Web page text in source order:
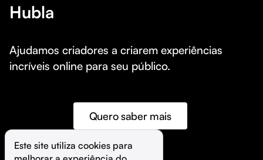
Hubla
Ajudamos criadores a criarem experiências
incríveis online para seu público.
Quero saber mais
Este site utiliza cookies para